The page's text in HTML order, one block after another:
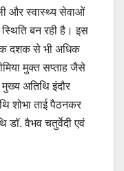
और स्वास्थ्य सेवाओं
बन रही है। इस
दशक से भी अधिक
मुक्त सप्ताह जैसे
अतिथि इंदौर
शोभा ताई पैठनकर
डॉ. वैभव चतुर्वेदी एवं